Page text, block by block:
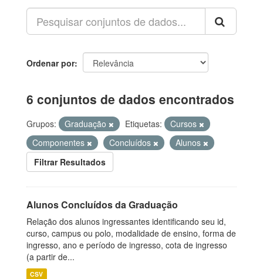
Ordenar por
6 conjuntos de dados encontrados
Grupos: Graduação Etiquetas:
Cursos
Componentes
Concluídos
Alunos
Filtrar Resultados
Alunos Concluídos da Graduação
Relação dos alunos ingressantes identificando seu id,
curso, campus ou polo, modalidade de ensino, forma de
ingresso, ano e período de ingresso, cota de ingresso
(a partir de...
CSV